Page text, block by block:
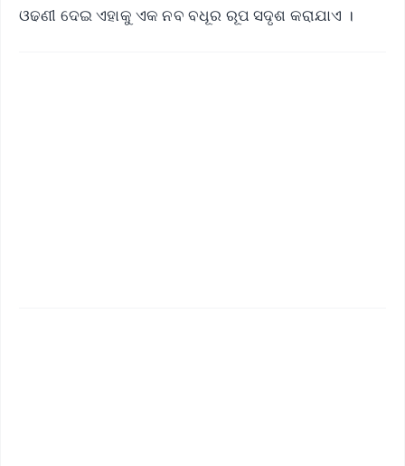
ଓଢଣୀ ଦେଇ ଏହାକୁ ଏକ ନବ ବଧୂର ରୂପ ସଦୃଶ କରାଯାଏ ।